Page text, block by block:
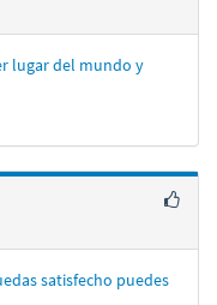
lugar del mundo y
satisfecho puedes